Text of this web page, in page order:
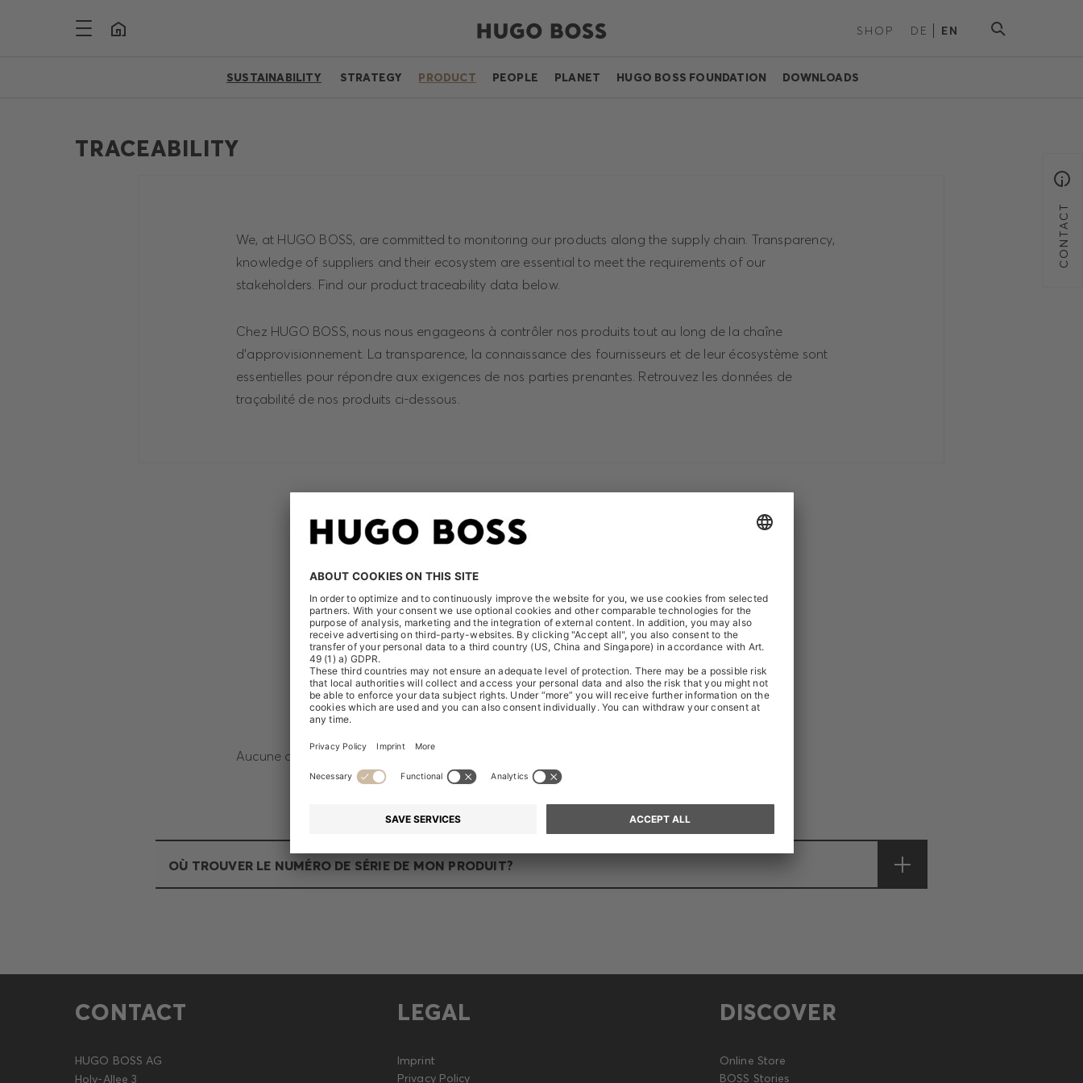
CONTACT
SHOP DE EN
SUSTAINABILITY STRATEGY PRODUCT PEOPLE PLANET HUGO BOSS FOUNDATION DOWNLOADS
TRACEABILITY
We, at HUGO BOSS, are committed to monitoring our products along the supply chain. Transparency,
knowledge of suppliers and their ecosystem are essential to meet the requirements of our
stakeholders. Find our product traceability data below.
Chez HUGO BOSS, nous nous engageons à contrôler nos produits tout au long de la chaîne
d'approvisionnement. La transparence, la connaissance des fournisseurs et de leur écosystème sont
essentielles pour répondre aux exigences de nos parties prenantes. Retrouvez les données de
traçabilité de nos produits ci-dessous.
ENVOYER
Aucune donnée n'a été trouvée pour votre terme de recherche
OÙ TROUVER LE NUMÉRO DE SÉRIE DE MON PRODUIT?
CONTACT
HUGO BOSS AG
Holy-Allee 3
LEGAL
Imprint
Privacy Policy
DISCOVER
Online Store
BOSS Stories